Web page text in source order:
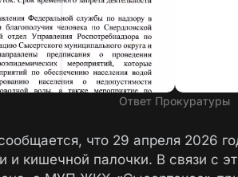
Ответ Прокуратуры
что 29 апреля 2026
и кишечной палочки. В связи с